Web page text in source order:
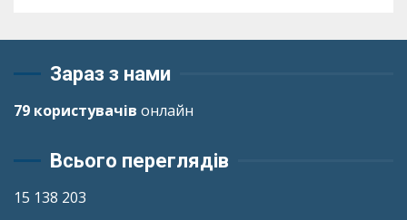
Зараз з нами
79 користувачів онлайн
Всього переглядів
15 138 203